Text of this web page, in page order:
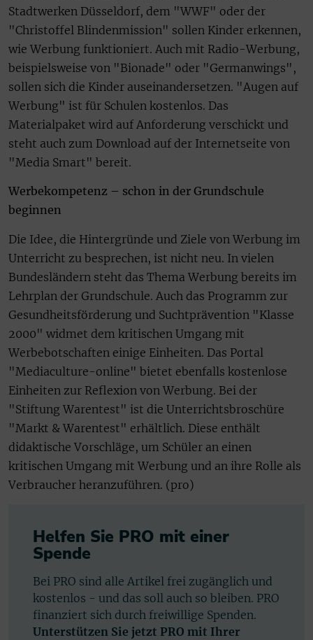
Stadtwerken Düsseldorf, dem "WWF" oder der
"Christoffel Blindenmission" sollen Kinder erkennen,
wie Werbung funktioniert. Auch mit Radio-Werbung,
beispielsweise von "Bionade" oder "Germanwings",
sollen sich die Kinder auseinandersetzen. "Augen auf
Werbung" ist für Schulen kostenlos. Das
Materialpaket wird auf Anforderung verschickt und
steht auch zum Download auf der Internetseite von
"Media Smart" bereit.
Werbekompetenz – schon in der Grundschule
beginnen
Die Idee, die Hintergründe und Ziele von Werbung im
Unterricht zu besprechen, ist nicht neu. In vielen
Bundesländern steht das Thema Werbung bereits im
Lehrplan der Grundschule. Auch das Programm zur
Gesundheitsförderung und Suchtprävention "Klasse
2000" widmet dem kritischen Umgang mit
Werbebotschaften einige Einheiten. Das Portal
"Mediaculture-online" bietet ebenfalls kostenlose
Einheiten zur Reflexion von Werbung. Bei der
"Stiftung Warentest" ist die Unterrichtsbroschüre
"Markt & Warentest" erhältlich. Diese enthält
didaktische Vorschläge, um Schüler an einen
kritischen Umgang mit Werbung und an ihre Rolle als
Verbraucher heranzuführen. (pro)
Helfen Sie PRO mit einer
Spende
Bei PRO sind alle Artikel frei zugänglich und
kostenlos - und das soll auch so bleiben. PRO
finanziert sich durch freiwillige Spenden.
Unterstützen Sie jetzt PRO mit Ihrer